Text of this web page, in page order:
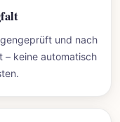
und nach
– keine automatisch